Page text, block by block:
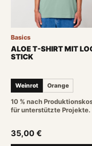
Basics
ALOE T-SHIRT MIT
STICK
Weinrot Orange
10 % nach
für unterstützte Projekte.
35,00 €